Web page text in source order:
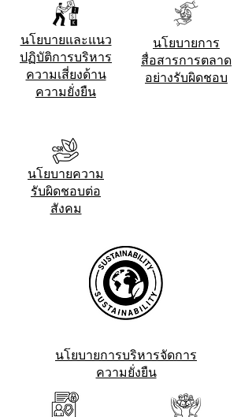
นโยบายและแนว
ปฏิบัติการบริหาร
ความเสี่ยงด้าน
ความยั่งยืน
นโยบายการ
สื่อสารการตลาด
อย่างรับผิดชอบ
นโยบายความ
รับผิดชอบต่อ
สังคม
นโยบายการบริหารจัดการ
ความยั่งยืน